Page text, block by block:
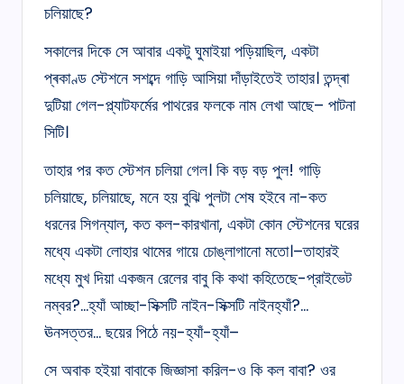
চলিয়াছে?
সকালের দিকে সে আবার একটু ঘুমাইয়া পড়িয়াছিল, একটা
প্ৰকাণ্ড স্টেশনে সশব্দে গাড়ি আসিয়া দাঁড়াইতেই তাহার। তন্দ্ৰা
দুটিয়া গেল-প্ল্যাটফর্মের পাথরের ফলকে নাম লেখা আছে– পাটনা
সিটি।
তাহার পর কত স্টেশন চলিয়া গেল। কি বড় বড় পুল! গাড়ি
চলিয়াছে, চলিয়াছে, মনে হয় বুঝি পুলটা শেষ হইবে না-কত
ধরনের সিগন্যাল, কত কল-কারখানা, একটা কোন স্টেশনের ঘরের
মধ্যে একটা লোহার থামের গায়ে চোঙ্‌লাগানো মতো।–তাহারই
মধ্যে মুখ দিয়া একজন রেলের বাবু কি কথা কহিতেছে-প্রাইভেট
নম্বর?…হ্যাঁ আচ্ছা-সিক্সটি নাইন-সিক্সটি নাইনহ্যাঁ?…
ঊনসত্তর… ছয়ের পিঠে নয়-হ্যাঁ-হ্যাঁ–
সে অবাক হইয়া বাবাকে জিজ্ঞাসা করিল-ও কি কল বাবা? ওর